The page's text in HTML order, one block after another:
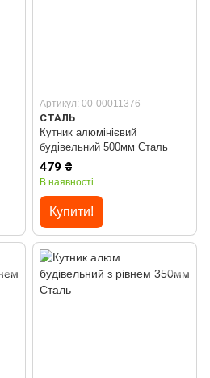
Артикул: 00-00011376
СТАЛЬ
Кутник алюмінієвий
будівельний 500мм Сталь
479 ₴
В наявності
Купити!